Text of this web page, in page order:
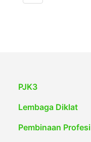
PJK3
Lembaga Diklat
Pembinaan Profesi